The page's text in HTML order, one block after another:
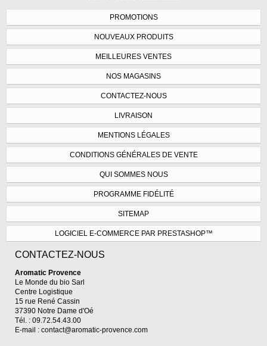
PROMOTIONS
NOUVEAUX PRODUITS
MEILLEURES VENTES
NOS MAGASINS
CONTACTEZ-NOUS
LIVRAISON
MENTIONS LÉGALES
CONDITIONS GÉNÉRALES DE VENTE
QUI SOMMES NOUS
PROGRAMME FIDÉLITÉ
SITEMAP
LOGICIEL E-COMMERCE PAR PRESTASHOP™
CONTACTEZ-NOUS
Aromatic Provence
Le Monde du bio Sarl
Centre Logistique
15 rue René Cassin
37390 Notre Dame d'Oé
Tél. : 09.72.54.43.00
E-mail : contact@aromatic-provence.com